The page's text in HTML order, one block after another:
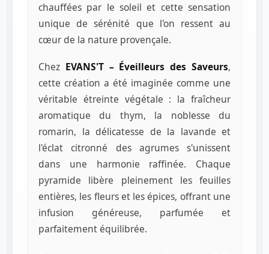
chauffées par le soleil et cette sensation
unique de sérénité que l'on ressent au
cœur de la nature provençale.
Chez EVANS'T – Éveilleurs des Saveurs,
cette création a été imaginée comme une
véritable étreinte végétale : la fraîcheur
aromatique du thym, la noblesse du
romarin, la délicatesse de la lavande et
l'éclat citronné des agrumes s'unissent
dans une harmonie raffinée. Chaque
pyramide libère pleinement les feuilles
entières, les fleurs et les épices, offrant une
infusion généreuse, parfumée et
parfaitement équilibrée.